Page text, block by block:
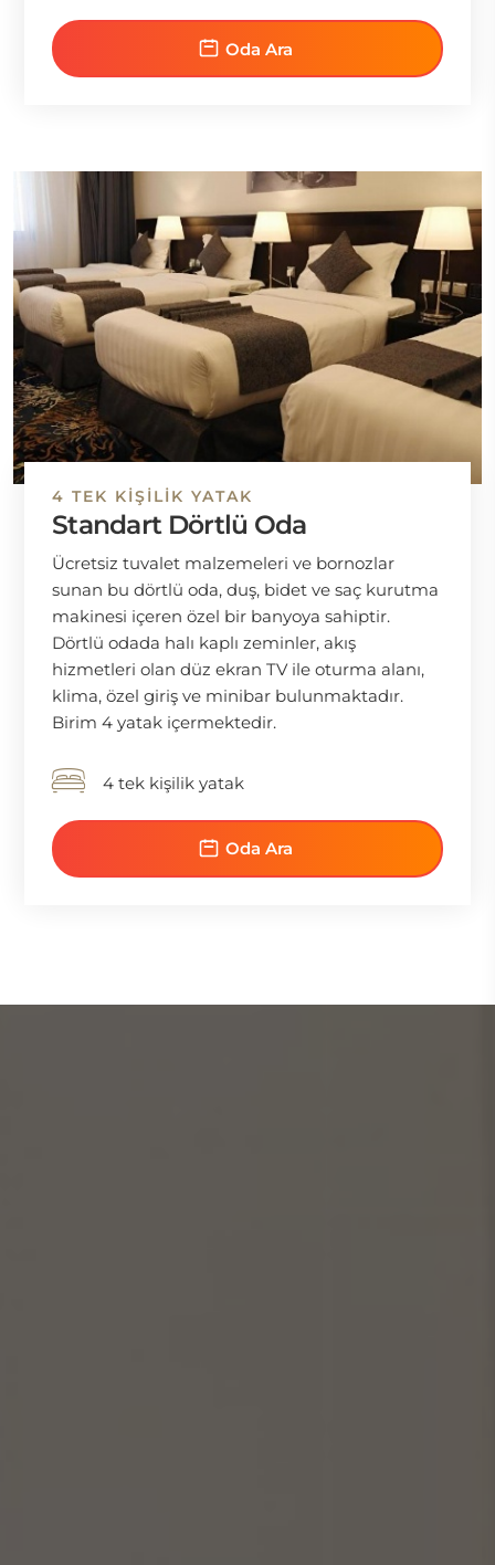
Oda Ara
4 TEK KIŞILIK YATAK
Standart Dörtlü Oda
Ücretsiz tuvalet malzemeleri ve bornozlar
sunan bu dörtlü oda, duş, bidet ve saç kurutma
makinesi içeren özel bir banyoya sahiptir.
Dörtlü odada halı kaplı zeminler, akış
hizmetleri olan düz ekran TV ile oturma alanı,
klima, özel giriş ve minibar bulunmaktadır.
Birim 4 yatak içermektedir.
4 tek kişilik yatak
Oda Ara